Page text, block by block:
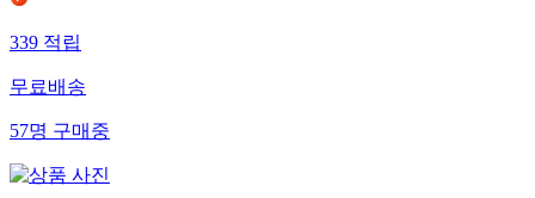
339적립
무료배송
57명구매중